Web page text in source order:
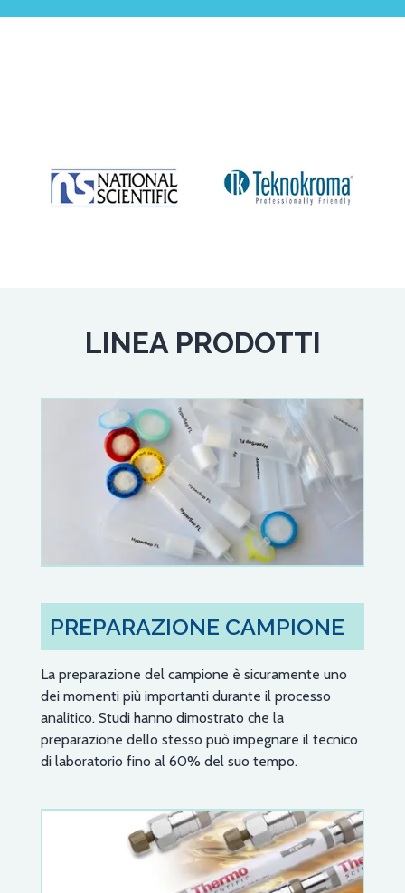
LINEA PRODOTTI
PREPARAZIONE CAMPIONE
La preparazione del campione è sicuramente uno
dei momenti più importanti durante il processo
analitico. Studi hanno dimostrato che la
preparazione dello stesso può impegnare il tecnico
di laboratorio fino al 60% del suo tempo.